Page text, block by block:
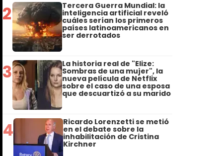
2 Tercera Guerra Mundial: la
inteligencia artificial reveló
cuáles serían los primeros
países latinoamericanos en
ser derrotados
3 La historia real de "Elize:
Sombras de una mujer", la
nueva película de Netflix
sobre el caso de una esposa
que descuartizó a su marido
4 Ricardo Lorenzetti se metió
en el debate sobre la
inhabilitación de Cristina
Kirchner